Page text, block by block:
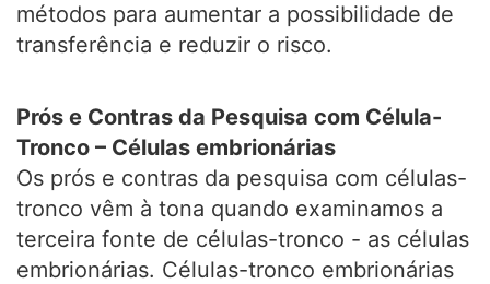
métodos para aumentar a possibilidade de
transferência e reduzir o risco.
Prós e Contras da Pesquisa com Célula-
Tronco – Células embrionárias
Os prós e contras da pesquisa com células-
tronco vêm à tona quando examinamos a
terceira fonte de células-tronco - as células
embrionárias. Células-tronco embrionárias